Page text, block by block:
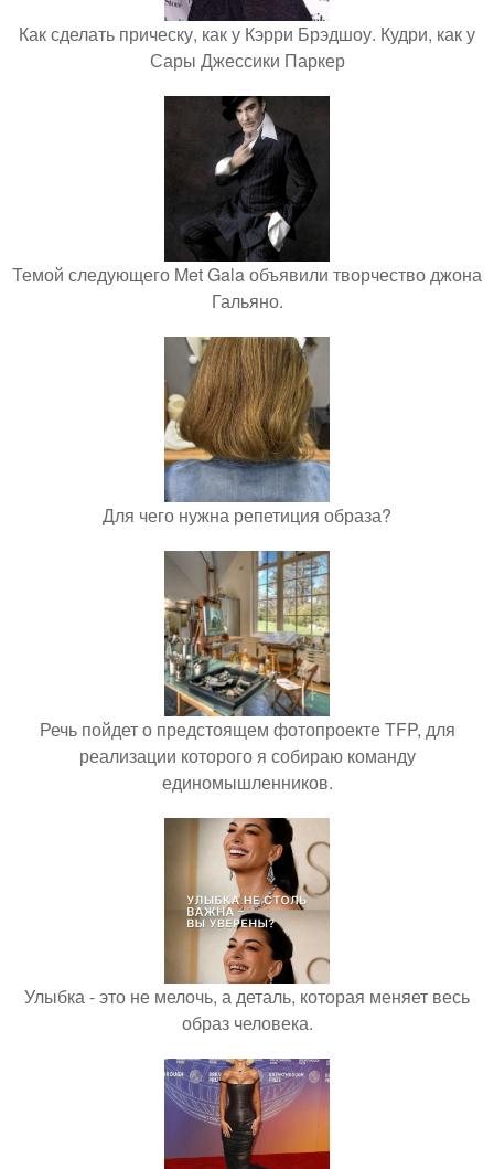
Как сделать прическу, как у Кэрри Брэдшоу. Кудри, как у
Сары Джессики Паркер
Темой следующего Met Gala объявили творчество джона
Гальяно.
Для чего нужна репетиция образа?
Речь пойдет о предстоящем фотопроекте TFP, для
реализации которого я собираю команду
единомышленников.
Улыбка - это не мелочь, а деталь, которая меняет весь
образ человека.